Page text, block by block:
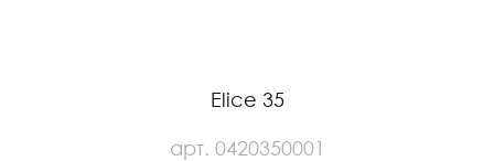
Elice 35
арт. 0420350001